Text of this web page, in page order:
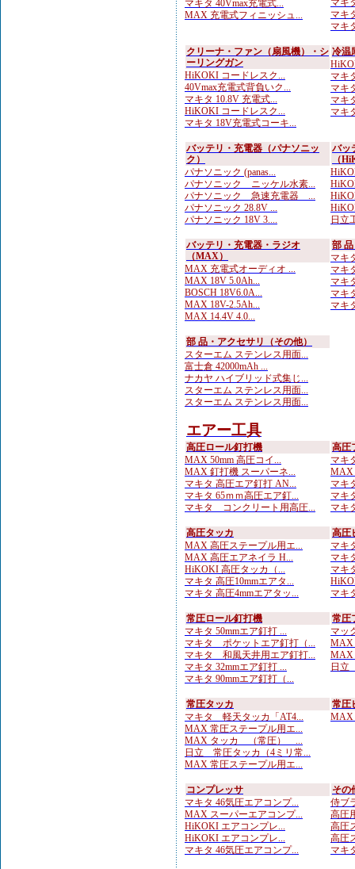
マキタ 40Vmax充電式...
MAX 充電式フィニッシュ...
マキ
マキ
マキ
クリーナ・ファン（扇風機）・シ
ーリングガン
HiKOKI コードレスク...
40Vmax充電式背負いク...
マキタ 10.8V 充電式...
HiKOKI コードレスク...
マキタ 18V充電式コーキ...
冷温
マキ
マキ
マキ
マキ
バッテリ・充電器（パナソニッ
ク）
パナソニック (panas...
パナソニック ニッケル水素...
パナソニック 急速充電器 ...
パナソニック 28.8V ...
パナソニック 18V 3....
バッ
（
日立
バッテリ・充電器・ラジオ
（MAX）
MAX 充電式オーディオ ...
MAX 18V 5.0Ah...
BOSCH 18V6.0A...
MAX 18V-2.5Ah...
MAX 14.4V 4.0...
部
マキ
マキ
マキ
マキ
マキ
部 品・アクセサリ（その他）
スターエム ステンレス用面...
富士倉 42000mAh ...
ナカヤ ハイブリッド式集じ...
スターエム ステンレス用面...
スターエム ステンレス用面...
エアー工具
高圧ロール釘打機
MAX 50mm 高圧コイ...
MAX 釘打機 スーパーネ...
マキタ 高圧エア釘打 AN...
マキタ 65ｍｍ高圧エア釘...
マキタ コンクリート用高圧...
高圧
マキ
MAX
マキ
マキ
マキ
高圧タッカ
MAX 高圧ステープル用エ...
MAX 高圧エアネイラ H...
HiKOKI 高圧タッカ（...
マキタ 高圧10mmエアタ...
マキタ 高圧4mmエアタッ...
高圧
マキ
マキ
マキ
マキ
常圧ロール釘打機
マキタ 50mmエア釘打 ...
マキタ ポケットエア釘打（...
マキタ 和風天井用エア釘打...
マキタ 32mmエア釘打 ...
マキタ 90mmエア釘打（...
常圧
マッ
MAX
MAX
日立
常圧タッカ
マキタ 軽天タッカ「AT4...
MAX 常圧ステープル用エ...
MAX タッカ （常圧） ...
日立 常圧タッカ（4ミリ常...
MAX 常圧ステープル用エ...
常圧
MAX
コンプレッサ
マキタ 46気圧エアコンプ...
MAX スーパーエアコンプ...
HiKOKI エアコンプレ...
HiKOKI エアコンプレ...
マキタ 46気圧エアコンプ...
その
侍ブ
高圧
高圧
高圧
マキ